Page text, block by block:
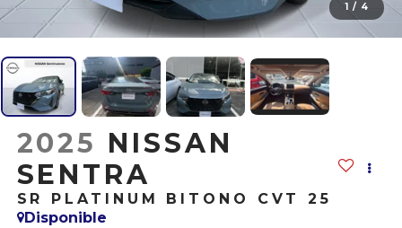
1 / 4
2025 NISSAN
SENTRA
SR PLATINUM BITONO CVT 25
Disponible